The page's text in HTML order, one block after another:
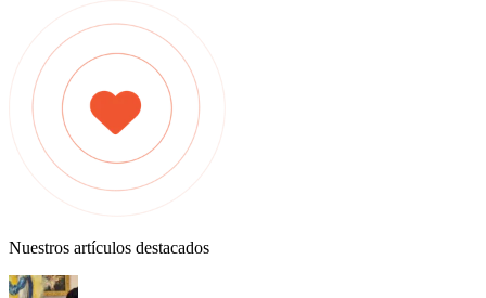
Nuestros artículos destacados